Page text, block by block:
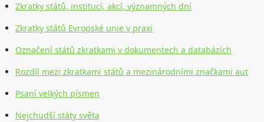
Zkratky států, institucí, akcí, významných dní
Zkratky států Evropské unie v praxi
Označení států zkratkami v dokumentech a databázích
Rozdíl mezi zkratkami států a mezinárodními značkami aut
Psaní velkých písmen
Nejchudší státy světa